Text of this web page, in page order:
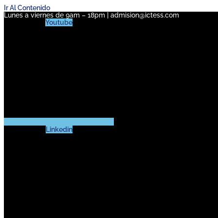
Ir Al Contenido
Lunes a viernes de 9am – 18pm | admision@ictess.com
Youtube
Linkedin